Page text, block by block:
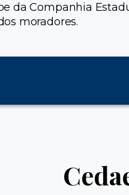
da Companhia
moradores.